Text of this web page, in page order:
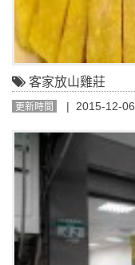
客家放山雞莊
更新時間 | 2015-12-06